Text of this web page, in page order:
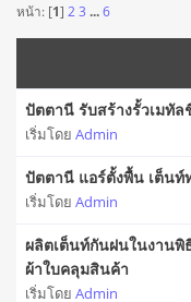
หน้า: [1] 2 3 ...6
ปัตตานี รับสร้างรั้วเมทัล
เริ่มโดย Admin
ปัตตานี แอร์ตั้งพื้น เต็นท์
เริ่มโดย Admin
ผลิตเต็นท์กันฝนในงานพิ
ผ้าใบคลุมสินค้า
เริ่มโดย Admin